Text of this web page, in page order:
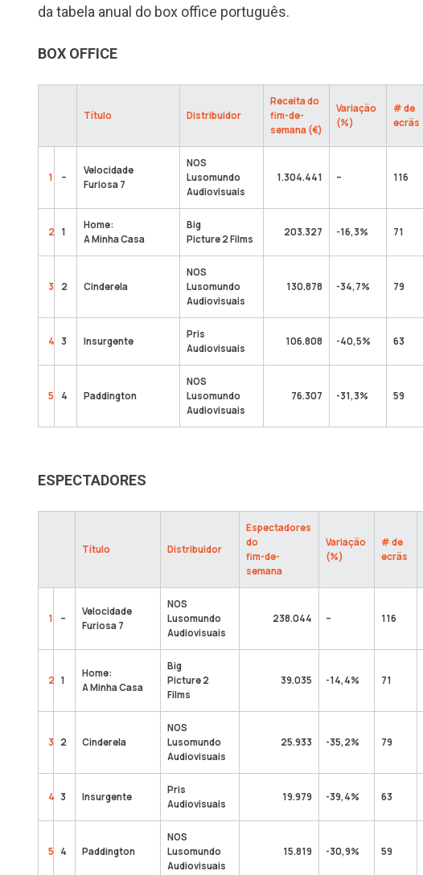
da tabela anual do box office português.
BOX OFFICE
Título Distribuidor
Receita do
fim-de-
semana (€)
Variação
(%)
# de
ecrãs
1 –
Velocidade
Furiosa 7
NOS
Lusomundo
Audiovisuais
1.304.441 – 116
2 1
Home:
A Minha Casa
Big
Picture 2 Films
203.327 -16,3% 71
3 2 Cinderela
NOS
Lusomundo
Audiovisuais
130.878 -34,7% 79
4 3 Insurgente
Pris
Audiovisuais
106.808 -40,5% 63
5 4 Paddington
NOS
Lusomundo
Audiovisuais
76.307 -31,3% 59
ESPECTADORES
Título Distribuidor
Espectadores
do
fim-de-
semana
Variação
(%)
# de
ecrãs
1 –
Velocidade
Furiosa 7
NOS
Lusomundo
Audiovisuais
238.044 – 116
2 1
Home:
A Minha Casa
Big
Picture 2
Films
39.035 -14,4% 71
3 2 Cinderela
NOS
Lusomundo
Audiovisuais
25.933 -35,2% 79
4 3 Insurgente
Pris
Audiovisuais
19.979 -39,4% 63
5 4 Paddington
NOS
Lusomundo
Audiovisuais
15.819 -30,9% 59